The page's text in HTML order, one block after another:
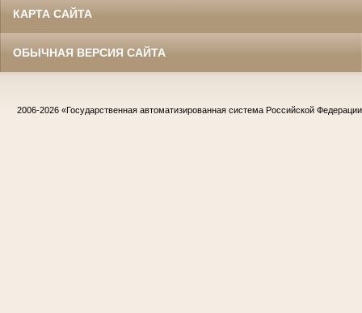
КАРТА САЙТА
ОБЫЧНАЯ ВЕРСИЯ САЙТА
2006-2026 «Государственная автоматизированная система Российской